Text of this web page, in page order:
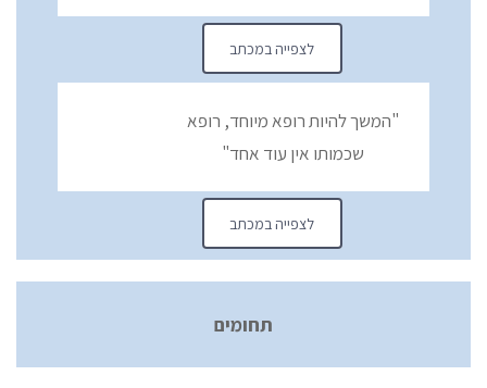
לצפייה במכתב
"המשך להיות רופא מיוחד, רופא
שכמותו אין עוד אחד"
לצפייה במכתב
תחומים